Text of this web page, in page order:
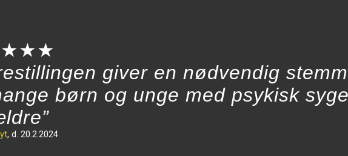
giver en nødvendig
børn og unge med psykisk syge
, d. 20.2.2024